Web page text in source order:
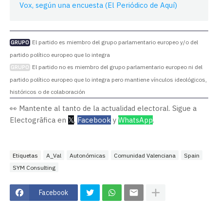
Vox, según una encuesta (El Periódico de Aquí)
GRUPO El partido es miembro del grupo parlamentario europeo y/o del
partido político europeo que lo integra
GRUPO El partido no es miembro del grupo parlamentario europeo ni del
partido político europeo que lo integra pero mantiene vínculos ideológicos,
históricos o de colaboración
👀 Mantente al tanto de la actualidad electoral. Sigue a
Electogrāfica en 𝕏, Facebook y WhatsApp.
Etiquetas A_Val Autonómicas Comunidad Valenciana
Spain
SYM Consulting
Facebook